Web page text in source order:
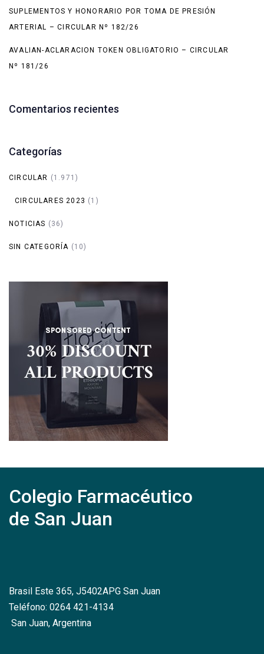
SUPLEMENTOS Y HONORARIO POR TOMA DE PRESIÓN
ARTERIAL – CIRCULAR Nº 182/26
AVALIAN-ACLARACION TOKEN OBLIGATORIO – CIRCULAR
Nº 181/26
Comentarios recientes
Categorías
CIRCULAR (1.971)
CIRCULARES 2023 (1)
NOTICIAS (36)
SIN CATEGORÍA (10)
Colegio Farmacéutico
de San Juan
Brasil Este 365, J5402APG San Juan
Teléfono: 0264 421-4134
San Juan, Argentina